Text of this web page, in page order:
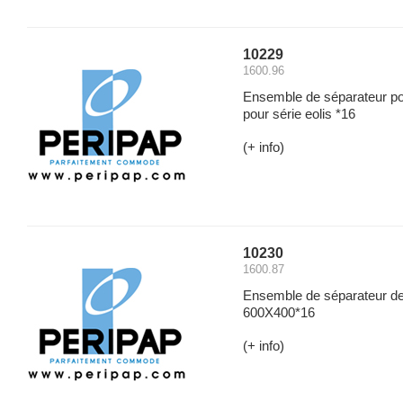
10229
1600.96
Ensemble de séparateur
pour série eolis *16
(+ info)
10230
1600.87
Ensemble de séparateur
600X400*16
(+ info)